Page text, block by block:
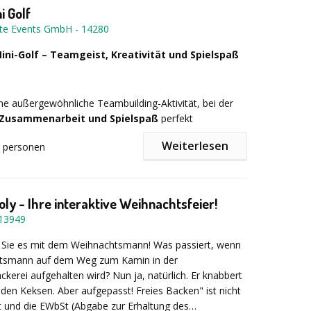
Teilnehmerzahl und Art des Bauwerks variiert der Preis.
wir Ihnen umgehend den exakten Preis und
Transparenz.Ca. 50% der Summe sind Spende
Veranstaltungskosten.
trinken zusammen eine Tasse Tee und können sich
Krabbenpulens versuchen. Passend dazu kann auch
Bohnensopp, Labskaus oder Grünkohl.
Golf
Events GmbH - 14280
Golf – Teamgeist, Kreativität und Spielspaß
außergewöhnliche Teambuilding-Aktivität, bei der
und Spielspaß perfekt
individuelle Miniaturgolfbahnen – jedes Loch
in Aktion
Bällen, Schlägern und Materialien bringen die
ihre Ideen ein, planen, bauen und testen
entstehenkreative Lösungen, spannende
und jede Menge gemeinsame
personen Weiterlesen
- Ihre interaktive Weihnachtsfeier!
Sie es mit dem Weihnachtsmann! Was passiert, wenn
auf dem Weg zum Kamin in der
aufgehalten wird? Nun ja, natürlich. Er knabbert
Keksen. Aber aufgepasst! Freies Backen" ist nicht
die EWbSt (Abgabe zur Erhaltung des